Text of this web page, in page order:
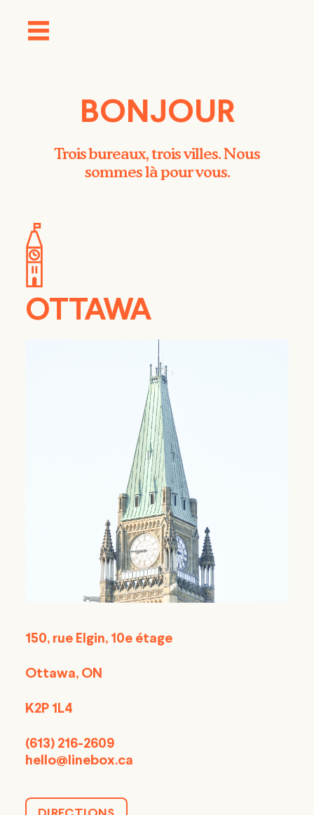
BONJOUR
Trois bureaux, trois villes. Nous
sommes là pour vous.
OTTAWA
150, rue Elgin, 10e étage
Ottawa, ON
K2P 1L4
(613) 216-2609
hello@linebox.ca